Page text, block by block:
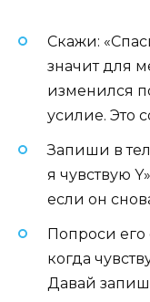
Скажи:
значит для
изменился
усилие. Это
Запиши в
я чувствую
если он
Попроси его
когда
Давай